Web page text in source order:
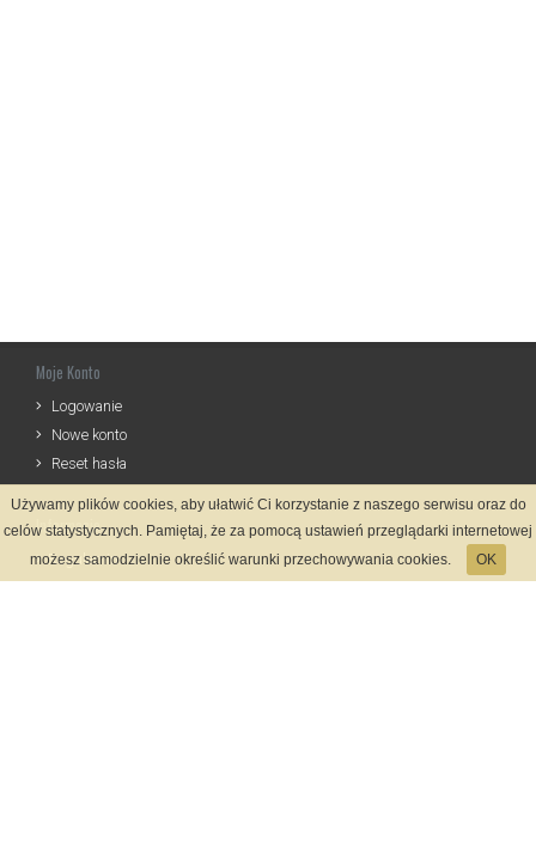
Moje Konto
Logowanie
Nowe konto
Reset hasła
Informacje
Regulamin
Używamy plików cookies, aby ułatwić Ci korzystanie z naszego serwisu oraz do
celów statystycznych. Pamiętaj, że za pomocą ustawień przeglądarki internetowej
możesz samodzielnie określić warunki przechowywania cookies.
OK